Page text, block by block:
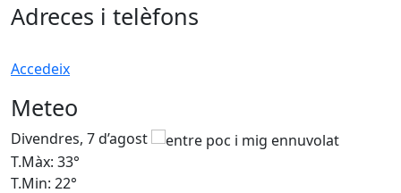
Adreces i telèfons
Accedeix
Meteo
Divendres, 7 d’agost
T.Màx: 33°
T.Min: 22°